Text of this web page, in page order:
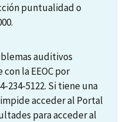
puntualidad o
auditivos
la EEOC por
234-5122. Si tiene una
acceder al Portal
para acceder al